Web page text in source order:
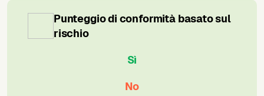
Punteggio di conformità basato sul
rischio
Sì
No